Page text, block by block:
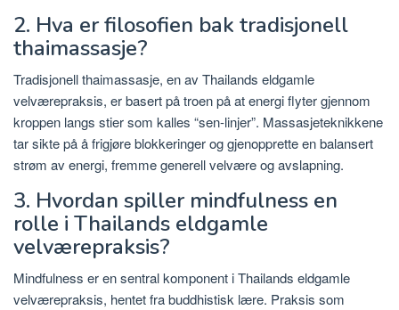
2. Hva er filosofien bak tradisjonell
thaimassasje?
Tradisjonell thaimassasje, en av Thailands eldgamle
velværepraksis, er basert på troen på at energi flyter gjennom
kroppen langs stier som kalles “sen-linjer”. Massasjeteknikkene
tar sikte på å frigjøre blokkeringer og gjenopprette en balansert
strøm av energi, fremme generell velvære og avslapning.
3. Hvordan spiller mindfulness en
rolle i Thailands eldgamle
velværepraksis?
Mindfulness er en sentral komponent i Thailands eldgamle
velværepraksis, hentet fra buddhistisk lære. Praksis som